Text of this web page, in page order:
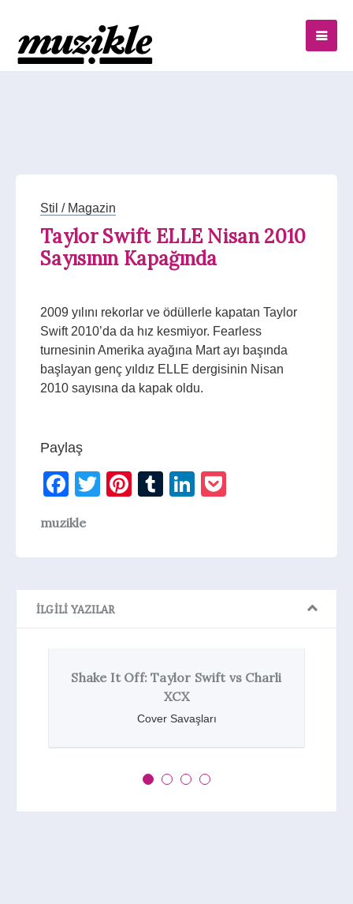
Stil / Magazin
Taylor Swift ELLE Nisan 2010
Sayısının Kapağında
2009 yılını rekorlar ve ödüllerle kapatan Taylor
Swift 2010’da da hız kesmiyor. Fearless
turnesinin Amerika ayağına Mart ayı başında
başlayan genç yıldız ELLE dergisinin Nisan
2010 sayısına da kapak oldu.
Paylaş
Facebook
TwitterPinterest
TumblrLinkedIn
muzikle
İLGILI YAZILAR
Shake It Off: Taylor Swift vs Charli
Cover Savaşları